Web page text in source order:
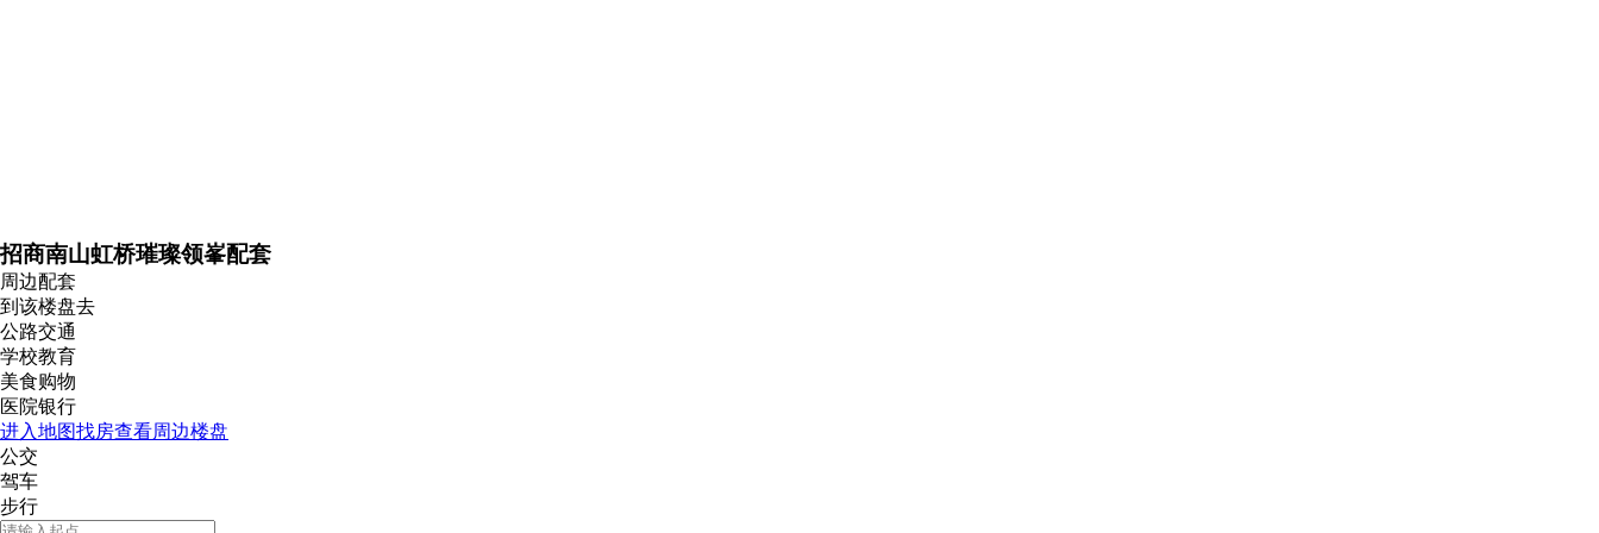
招商南山虹桥璀璨领峯配套
周边配套
到该楼盘去
公路交通
学校教育
美食购物
医院银行
进入地图找房查看周边楼盘
公交
驾车
步行